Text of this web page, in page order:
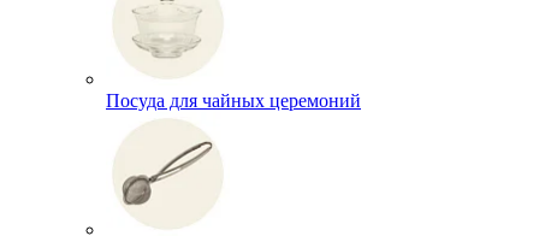
Посуда для чайных церемоний